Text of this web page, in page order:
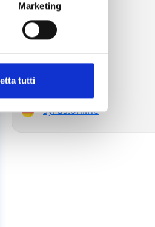
Marketing
tutti
syrus.today
syrus.dev
syrus.es
syrus.com.br
syrus.jp
syrus.ae
syrus.online